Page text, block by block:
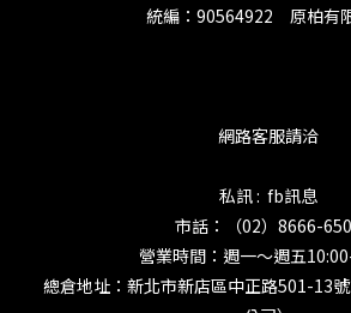
統編：90564922 原柏有
網路客服請洽
私訊 : fb訊息
市話：（02）8666-
營業時間：週一～週五
總倉地址：新北市新店區中正路501-13